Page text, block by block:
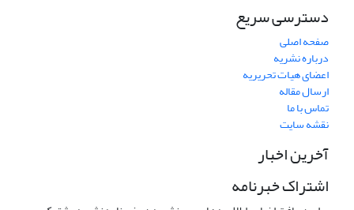
دسترسی سریع
صفحه اصلی
درباره نشریه
اعضای هیات تحریریه
ارسال مقاله
تماس با ما
نقشه سایت
آخرین اخبار
اشتراک خبرنامه